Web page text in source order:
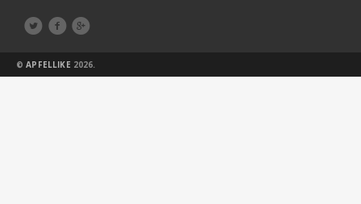
  
©APFELLIKE 2026.